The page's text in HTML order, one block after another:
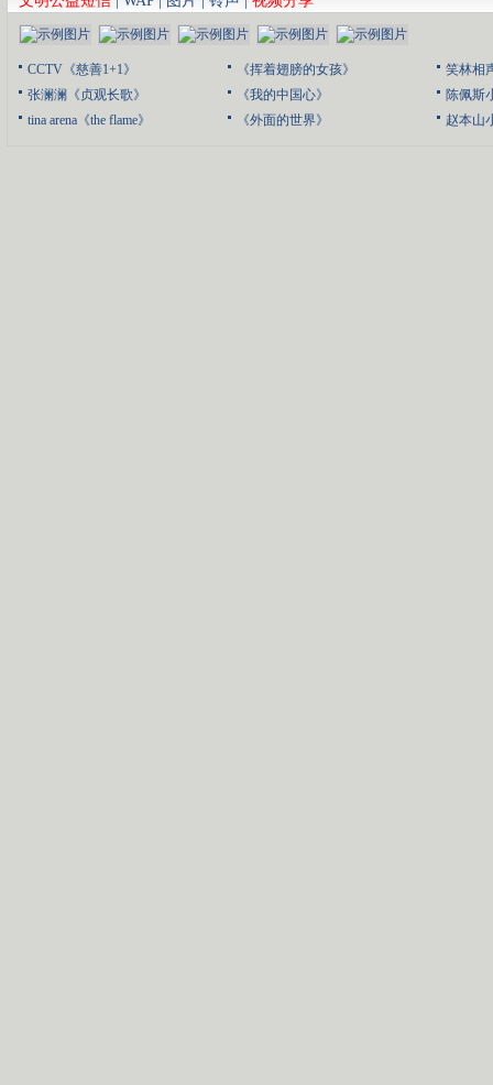
CCTV《慈善1+1》
张澜澜《贞观长歌》
tina arena《the flame》
《挥着翅膀的女孩》
《我的中国心》
《外面的世界》
笑林相
陈佩斯
赵本山